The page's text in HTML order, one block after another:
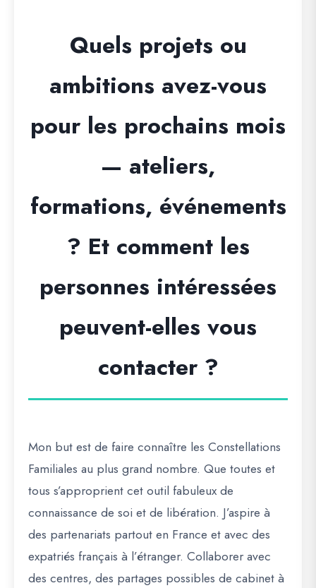
Quels projets ou
ambitions avez-vous
pour les prochains mois
— ateliers,
formations, événements
? Et comment les
personnes intéressées
peuvent-elles vous
contacter ?
Mon but est de faire connaître les Constellations
Familiales au plus grand nombre. Que toutes et
tous s’approprient cet outil fabuleux de
connaissance de soi et de libération. J’aspire à
des partenariats partout en France et avec des
expatriés français à l’étranger. Collaborer avec
des centres, des partages possibles de cabinet à